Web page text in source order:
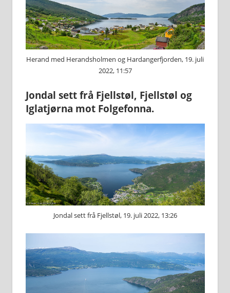
Herand med Herandsholmen og Hardangerfjorden, 19. juli
2022, 11:57
Jondal sett frå Fjellstøl, Fjellstøl og
Iglatjørna mot Folgefonna.
Jondal sett frå Fjellstøl, 19. juli 2022, 13:26